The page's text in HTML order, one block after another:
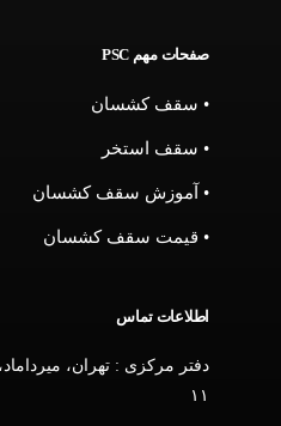
صفحات مهم PSC
• سقف کشسان
• سقف استخر
• آموزش سقف کشسان
• قیمت سقف کشسان
اطلاعات تماس
۱۱